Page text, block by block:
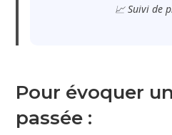
📈 Suivi de
Pour évoquer
passée :